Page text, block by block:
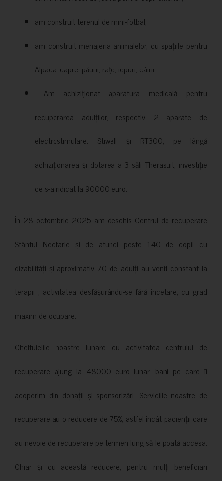
am construit terenul de mini-fotbal;
am construit menajeria animalelor, cu spațiile pentru
Alpaca, capre, păuni, rațe, iepuri, câini;
Am achiziționat aparatura medicală pentru
recuperarea adulților, respectiv 2 aparate de
electrostimulare: Stiwell și RT300, pe lângă
achiziționarea și dotarea a 3 săli Therasuit, investiție
ce s-a ridicat la 90000 euro.
În 28 octombrie 2025 am deschis Centrul de recuperare
Sfântul Nectarie și de atunci peste 140 de copii cu
dizabilități și aproximativ 70 de adulți au venit constant la
terapii , activitatea desfășurându-se fără încetare, cu grad
maxim de ocupare.
Cheltuielile noastre lunare cu activitatea centrului de
recuperare ajung la 48000 euro lunar, bani pe care îi
acoperim din donații și sponsorizări. Serviciile noastre de
recuperare au o reducere de 75%, astfel încât pacienții care
au nevoie de recuperare pe termen lung să le poată accesa.
Chiar și cu această reducere, pentru mulți beneficiari